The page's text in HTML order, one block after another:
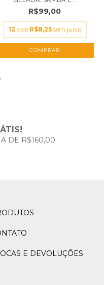
R$99,00
12 x de R$8,25 sem juros
COMPRAR
DE R$160,00
E DEVOLUÇÕES